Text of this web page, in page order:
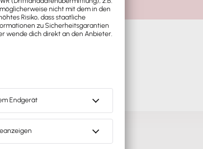
wie Haftungsfragen gereg…